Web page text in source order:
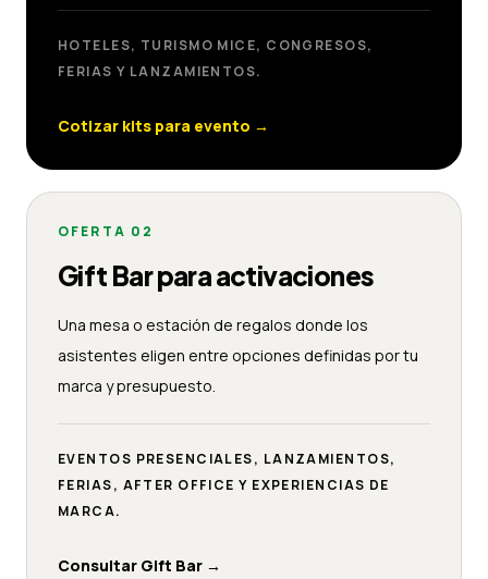
HOTELES, TURISMO MICE, CONGRESOS,
FERIAS Y LANZAMIENTOS.
Cotizar kits para evento →
OFERTA 02
Gift Bar para activaciones
Una mesa o estación de regalos donde los
asistentes eligen entre opciones definidas por tu
marca y presupuesto.
EVENTOS PRESENCIALES, LANZAMIENTOS,
FERIAS, AFTER OFFICE Y EXPERIENCIAS DE
MARCA.
Consultar Gift Bar →